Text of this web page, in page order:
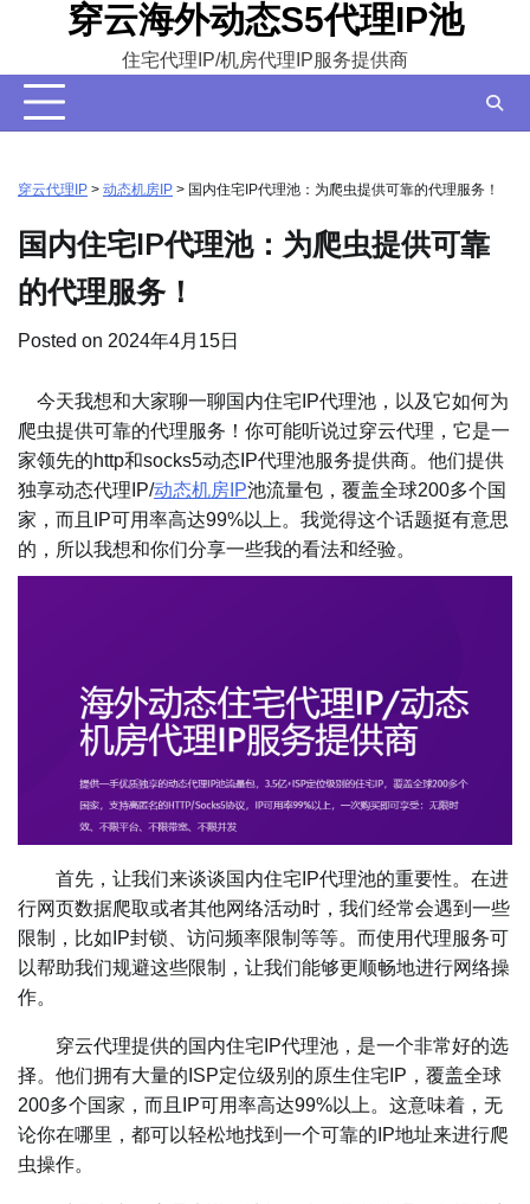
content
穿云海外动态S5代理IP池
住宅代理IP/机房代理IP服务提供商
穿云代理IP > 动态机房IP > 国内住宅IP代理池：为爬虫提供可靠的代理服务！
国内住宅IP代理池：为爬虫提供可靠
的代理服务！
Posted on 2024年4月15日
今天我想和大家聊一聊国内住宅IP代理池，以及它如何为
爬虫提供可靠的代理服务！你可能听说过穿云代理，它是一
家领先的http和socks5动态IP代理池服务提供商。他们提供
独享动态代理IP/动态机房IP池流量包，覆盖全球200多个国
家，而且IP可用率高达99%以上。我觉得这个话题挺有意思
的，所以我想和你们分享一些我的看法和经验。
首先，让我们来谈谈国内住宅IP代理池的重要性。在进
行网页数据爬取或者其他网络活动时，我们经常会遇到一些
限制，比如IP封锁、访问频率限制等等。而使用代理服务可
以帮助我们规避这些限制，让我们能够更顺畅地进行网络操
作。
穿云代理提供的国内住宅IP代理池，是一个非常好的选
择。他们拥有大量的ISP定位级别的原生住宅IP，覆盖全球
200多个国家，而且IP可用率高达99%以上。这意味着，无
论你在哪里，都可以轻松地找到一个可靠的IP地址来进行爬
虫操作。